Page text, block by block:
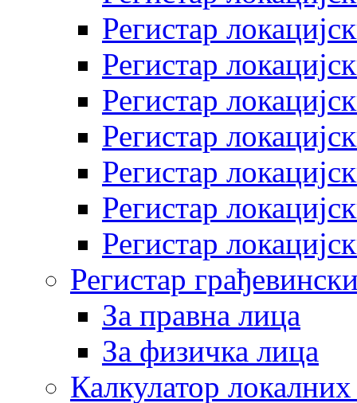
Регистар
Регистар
Регистар
Регистар
Регистар
Регистар
Регистар
Регистар
За правна лица
За физичка лица
Калкулатор